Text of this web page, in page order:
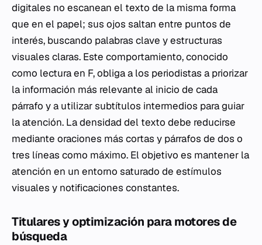
digitales no escanean el texto de la misma forma
que en el papel; sus ojos saltan entre puntos de
interés, buscando palabras clave y estructuras
visuales claras. Este comportamiento, conocido
como lectura en F, obliga a los periodistas a priorizar
la información más relevante al inicio de cada
párrafo y a utilizar subtítulos intermedios para guiar
la atención. La densidad del texto debe reducirse
mediante oraciones más cortas y párrafos de dos o
tres líneas como máximo. El objetivo es mantener la
atención en un entorno saturado de estímulos
visuales y notificaciones constantes.
Titulares y optimización para motores de
búsqueda